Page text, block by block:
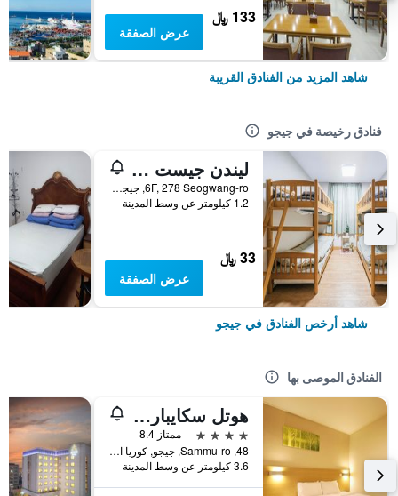
133 ﷼
عرض الصفقة
شاهد المزيد من الفنادق القريبة
فنادق رخيصة في جيجو
ليندن جيست هاوس
6F, 278 Seogwang-ro, جيجو, كوريا الجنوبية
1.2 كيلومتر عن وسط المدينة
33 ﷼
عرض الصفقة
شاهد أرخص الفنادق في جيجو
الفنادق الموصى بها
هوتل سكايبارك جيجو 1
4 نجوم
ممتاز 8.4
48, Sammu-ro, جيجو, كوريا الجنوبية
3.6 كيلومتر عن وسط المدينة